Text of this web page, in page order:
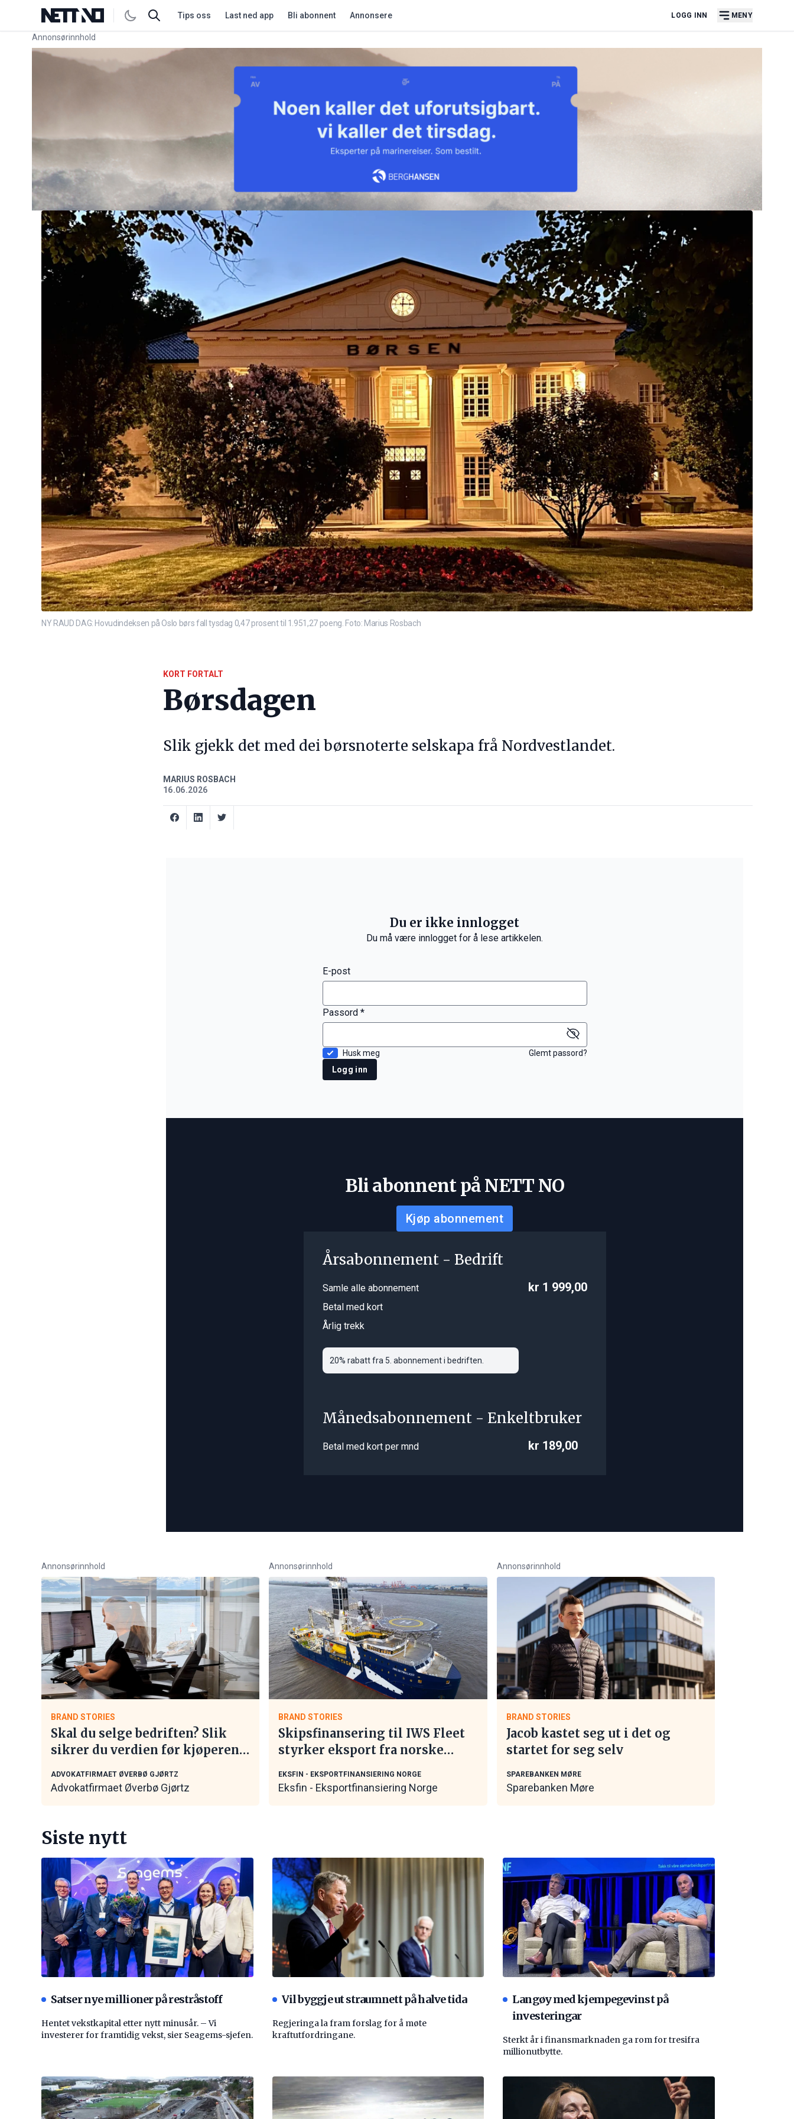
Tips oss Last ned app Bli abonnent Annonsere LOGG INN MENY
Annonsørinnhold
Link for annonse
NY RAUD DAG: Hovudindeksen på Oslo børs fall tysdag 0,47 prosent til 1.951,27 poeng. Foto: Marius Rosbach
KORT FORTALT
Børsdagen
Slik gjekk det med dei børsnoterte selskapa frå Nordvestlandet.
MARIUS ROSBACH
16.06.2026
Du er ikke innlogget
Du må være innlogget for å lese artikkelen.
E-post
Passord *
Husk meg
Glemt passord?
Logg inn
Bli abonnent på NETT NO
Kjøp abonnement
Årsabonnement - Bedrift
Samle alle abonnement
Betal med kort
Årlig trekk
20% rabatt fra 5. abonnement i bedriften.
kr 1 999,00
Månedsabonnement - Enkeltbruker
Betal med kort per mnd kr 189,00
Annonsørinnhold
BRAND STORIES
Skal du selge bedriften? Slik
sikrer du verdien før kjøperen
ADVOKATFIRMAET ØVERBØ GJØRTZ
Advokatfirmaet Øverbø Gjørtz
Annonsørinnhold
BRAND STORIES
Skipsfinansering til IWS Fleet
styrker eksport fra norske
EKSFIN - EKSPORTFINANSIERING NORGE
Eksfin - Eksportfinansiering Norge
Annonsørinnhold
BRAND STORIES
Jacob kastet seg ut i det og
startet for seg selv
SPAREBANKEN MØRE
Sparebanken Møre
Siste nytt
Satser nye millioner på restråstoff
Hentet vekstkapital etter nytt minusår. – Vi
investerer for framtidig vekst, sier Seagems-sjefen.
Vil byggje ut straumnett på halve tida
Regjeringa la fram forslag for å møte
kraftutfordringane.
Langøy med kjempegevinst på
investeringar
Sterkt år i finansmarknaden ga rom for tresifra
millionutbytte.